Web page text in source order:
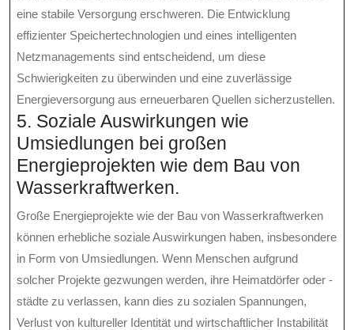
eine stabile Versorgung erschweren. Die Entwicklung
effizienter Speichertechnologien und eines intelligenten
Netzmanagements sind entscheidend, um diese
Schwierigkeiten zu überwinden und eine zuverlässige
Energieversorgung aus erneuerbaren Quellen sicherzustellen.
5. Soziale Auswirkungen wie
Umsiedlungen bei großen
Energieprojekten wie dem Bau von
Wasserkraftwerken.
Große Energieprojekte wie der Bau von Wasserkraftwerken
können erhebliche soziale Auswirkungen haben, insbesondere
in Form von Umsiedlungen. Wenn Menschen aufgrund
solcher Projekte gezwungen werden, ihre Heimatdörfer oder -
städte zu verlassen, kann dies zu sozialen Spannungen,
Verlust von kultureller Identität und wirtschaftlicher Instabilität